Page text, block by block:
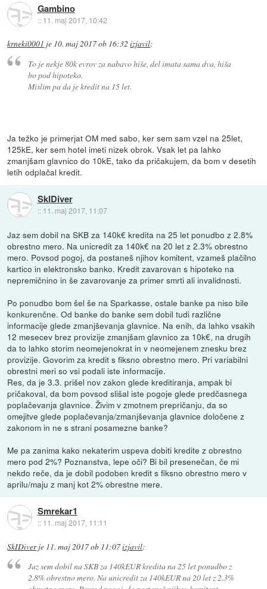
Gambino
:: 11. maj 2017, 10:42
krneki0001 je 10. maj 2017 ob 16:32 izjavil:
To je nekje 80k evrov za nabavo hiše, del imata sama dva, hiša
bo pod hipoteko.
Mislim pa da je kredit na 15 let.
Ja težko je primerjat OM med sabo, ker sem sam vzel na 25let,
125kE, ker sem hotel imeti nizek obrok. Vsak let pa lahko
zmanjšam glavnico do 10kE, tako da pričakujem, da bom v desetih
letih odplačal kredit.
SkIDiver
:: 11. maj 2017, 11:07
Jaz sem dobil na SKB za 140k€ kredita na 25 let ponudbo z 2.8%
obrestno mero. Na unicredit za 140k€ na 20 let z 2.3% obrestno
mero. Povsod pogoj, da postaneš njihov komitent, vzameš plačilno
kartico in elektronsko banko. Kredit zavarovan s hipoteko na
nepremičnino in še zavarovanje za primer smrti ali invalidnosti.
Po ponudbo bom šel še na Sparkasse, ostale banke pa niso bile
konkurenčne. Od banke do banke sem dobil tudi različne
informacije glede zmanjševanja glavnice. Na enih, da lahko vsakih
12 mesecev brez provizije zmanjšam glavnico za 10k€, na drugih
da to lahko storim neomejenokrat in v neomejenem znesku brez
provizije. Govorim za kredit s fiksno obrestno mero. Pri variabilni
obrestni meri so vsi podali iste informacije.
Res, da je 3.3. prišel nov zakon glede kreditiranja, ampak bi
pričakoval, da bom povsod slišal iste pogoje glede predčasnega
poplačevanja glavnice. Živim v zmotnem prepričanju, da so
omejitve glede poplačevanja/zmanjševanja glavnice določene z
zakonom in ne s strani posamezne banke?
Me pa zanima kako nekaterim uspeva dobiti kredite z obrestno
mero pod 2%? Poznanstva, lepe oči? Bi bil presenečan, če mi
nekdo reče, da je dobil podoben kredit s fiksno obrestno mero v
aprilu/maju z manj kot 2% obrestne mere.
Smrekar1
:: 11. maj 2017, 11:11
SkIDiverje 11. maj 2017 ob 11:07izjavil:
Jaz sem dobil na SKB za 140kEUR kredita na 25 let ponudbo z
2.8% obrestno mero. Na unicredit za 140kEUR na 20 let z 2.3%